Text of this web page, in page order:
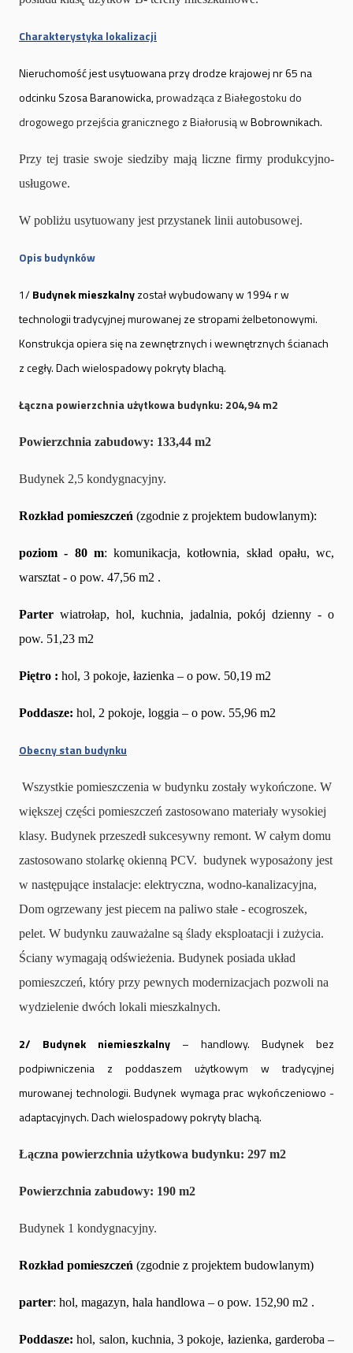
Charakterystyka lokalizacji
Nieruchomość jest usytuowana przy drodze krajowej nr 65 na
odcinku Szosa Baranowicka,prowadząca z Białegostoku do
drogowego przejścia granicznego z Białorusią wBobrownikach.
Przy tej trasie swoje siedziby mają liczne firmy produkcyjno-
usługowe.
W pobliżu usytuowany jest przystanek linii autobusowej.
Opis budynków
1/Budynek mieszkalnyzostał wybudowany w 1994 r w
technologii tradycyjnej murowanej ze stropami żelbetonowymi.
Konstrukcja opiera się na zewnętrznych i wewnętrznych ścianach
z cegły. Dach wielospadowy pokryty blachą.
Łączna powierzchnia użytkowa budynku: 204,94 m2
Powierzchnia zabudowy: 133,44 m2
Budynek 2,5 kondygnacyjny.
Rozkład pomieszczeń (zgodnie z projektem budowlanym):
poziom - 80 m: komunikacja, kotłownia, skład opału, wc,
warsztat - o pow. 47,56 m2 .
Parter wiatrołap, hol, kuchnia, jadalnia, pokój dzienny - o
pow. 51,23 m2
Piętro : hol, 3 pokoje, łazienka – o pow. 50,19 m2
Poddasze: hol, 2 pokoje, loggia – o pow. 55,96 m2
Obecny stan budynku
Wszystkie pomieszczenia w budynku zostały wykończone. W
większej części pomieszczeń zastosowano materiały wysokiej
klasy. Budynek przeszedł sukcesywny remont. W całym domu
zastosowano stolarkę okienną PCV. budynek wyposażony jest
w następujące instalacje: elektryczna, wodno-kanalizacyjna,
Dom ogrzewany jest piecem na paliwo stałe - ecogroszek,
pelet. W budynku zauważalne są ślady eksploatacji i zużycia.
Ściany wymagają odświeżenia. Budynek posiada układ
pomieszczeń, który przy pewnych modernizacjach pozwoli na
wydzielenie dwóch lokali mieszkalnych.
2/ Budynek niemieszkalny – handlowy. Budynek bez
podpiwniczenia z poddaszem użytkowym w tradycyjnej
murowanej technologii. Budynek wymaga prac wykończeniowo -
adaptacyjnych. Dach wielospadowy pokryty blachą.
Łączna powierzchnia użytkowa budynku: 297 m2
Powierzchnia zabudowy: 190 m2
Budynek 1 kondygnacyjny.
Rozkład pomieszczeń (zgodnie z projektem budowlanym)
parter: hol, magazyn, hala handlowa – o pow. 152,90 m2 .
Poddasze:hol, salon, kuchnia, 3 pokoje, łazienka, garderoba –